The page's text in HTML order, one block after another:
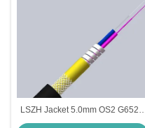
LSZH Jacket 5.0mm OS2 G652D
câble blindé à fibre optique